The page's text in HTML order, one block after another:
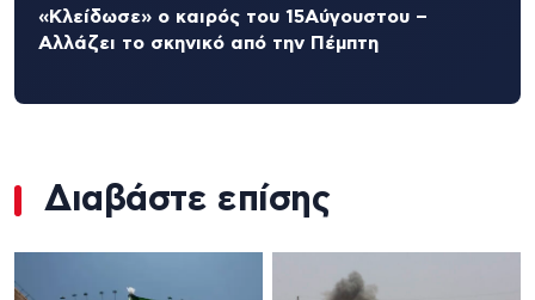
«Κλείδωσε» ο καιρός του 15Αύγουστου –
Αλλάζει το σκηνικό από την Πέμπτη
Διαβάστε επίσης